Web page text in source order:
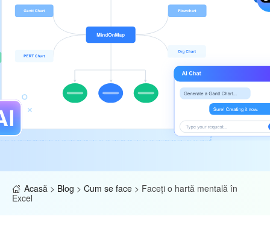
Acasă > Blog > Cum se face > Faceți o hartă mentală în
Excel